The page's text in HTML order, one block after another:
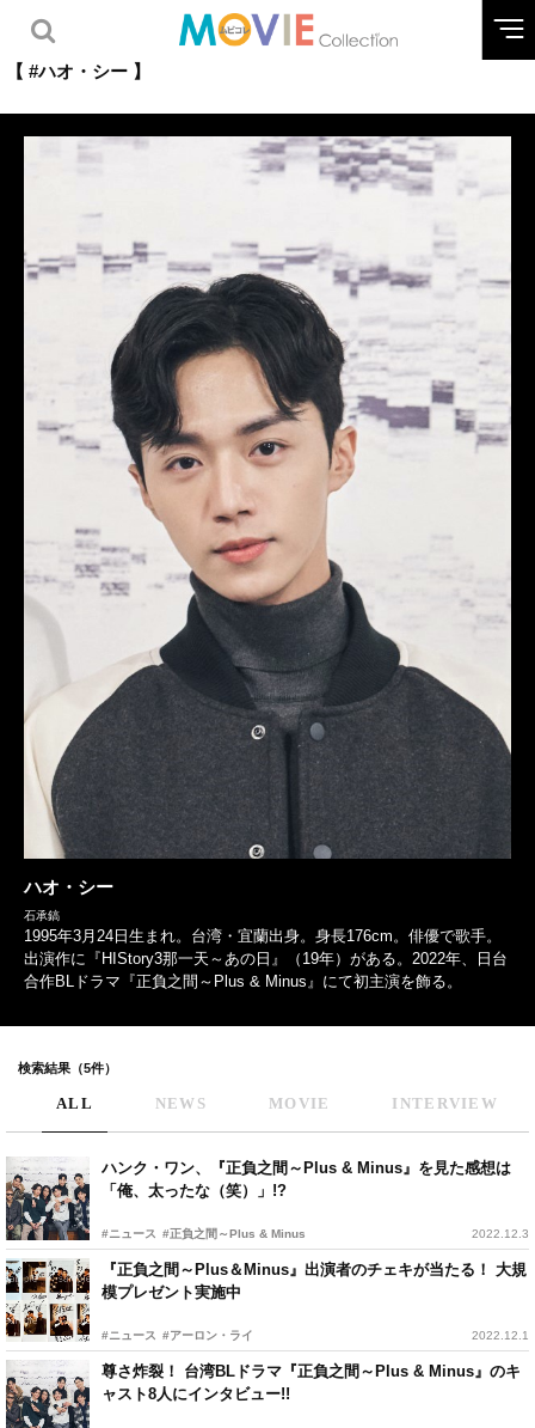
【 #ハオ・シー 】
ハオ・シー
石承鎬
1995年3月24日生まれ。台湾・宜蘭出身。身長176cm。俳優で歌手。
出演作に『HIStory3那一天～あの日』（19年）がある。2022年、日台
合作BLドラマ『正負之間～Plus & Minus』にて初主演を飾る。
検索結果（5件）
ALL NEWS MOVIE INTERVIEW
ハンク・ワン、『正負之間～Plus & Minus』を見た感想は
「俺、太ったな（笑）」!?
#ニュース #正負之間～Plus & Minus 2022.12.3
『正負之間～Plus＆Minus』出演者のチェキが当たる！ 大規
模プレゼント実施中
#ニュース #アーロン・ライ 2022.12.1
尊さ炸裂！ 台湾BLドラマ『正負之間～Plus & Minus』のキ
ャスト8人にインタビュー!!